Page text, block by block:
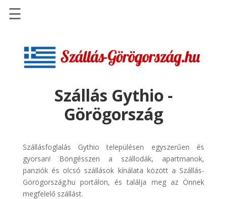
Szállások
Repülőjegy
pénzvisszatérítéssel
Discover
Cars
Transzfer
☰
Szállás Gythio -
Görögország
Szállásfoglalás Gythio településen egyszerűen és
gyorsan! Böngésszen a szállodák, apartmanok,
panziók és olcsó szállások kínálata között a Szállás-
Görögország.hu portálon, és találja meg az Önnek
megfelelő szállást.